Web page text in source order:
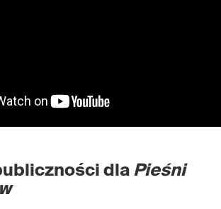
dlaPieśni